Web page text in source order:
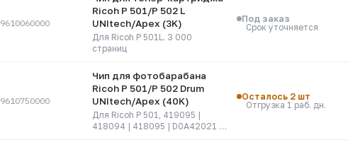
9610060000
Ricoh P 501/P 502 L
UNItech/Apex (3K)
Для Ricoh P 501L. 3 000
страниц
Под заказ
Срок уточняется
9610750000
Чип для фотобарабана
Ricoh P 501/P 502 Drum
UNItech/Apex (40K)
Для Ricoh P 501, 419095 |
418094 | 418095 | D0A42021 |
Осталось 2 шт
Отгрузка 1 раб. дн.